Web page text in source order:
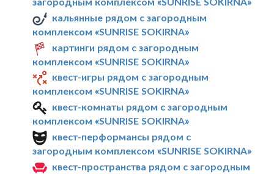
кальянные рядом с загородным
комплексом «SUNRISE SOKIRNA»
картинги рядом с загородным
комплексом «SUNRISE SOKIRNA»
квест-игры рядом с загородным
комплексом «SUNRISE SOKIRNA»
квест-комнаты рядом с загородным
комплексом «SUNRISE SOKIRNA»
квест-перформансы рядом с
загородным комплексом «SUNRISE SOKIRNA»
квест-пространства рядом с загородным